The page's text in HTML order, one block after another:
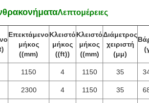
Λεπτομέρειες
Επεκτάμενο
μήκος
((mm)
Κλειστό
μήκος
((ft))
Κλειστό
μήκος
((mm)
Διάμετρος
χειριστή
(μμ)
1150 4 1150 35
2300 4 1150 35